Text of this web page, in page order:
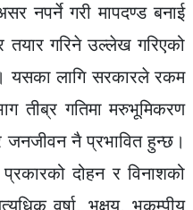
नपर्ने गरी मापदण्ड बनाई
तयार गरिने उल्लेख गरिएको
यसका लागि सरकारले रकम
तीब्र गतिमा मरुभूमिकरण
नै प्रभावित हुन्छ।
दोहन र विनाशको
वर्षा, भूक्षय, भूकम्पीय